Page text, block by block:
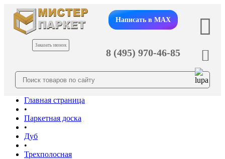
Заказать звонок
Написать в MAX
8 (495) 970-46-85
Главная страница
•
Паркетная доска
•
Дуб
•
Трехполосная